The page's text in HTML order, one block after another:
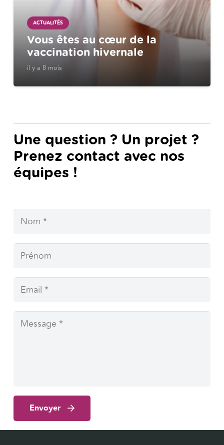
ACTUALITÉS
Vous êtes au cœur de la
vaccination hivernale
il y a 8 mois
Une question ? Un projet ?
Prenez contact avec nos
équipes !
Envoyer